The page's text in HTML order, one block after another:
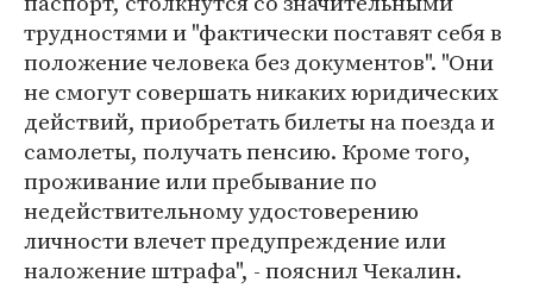
трудностями и "фактически поставят себя в
положение человека без документов". "Они
не смогут совершать никаких юридических
действий, приобретать билеты на поезда и
самолеты, получать пенсию. Кроме того,
проживание или пребывание по
недействительному удостоверению
личности влечет предупреждение или
наложение штрафа", - пояснил Чекалин.